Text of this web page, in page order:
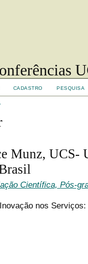
CADASTRO PESQUISA
Munz, UCS-
Científica, Pós-
nos